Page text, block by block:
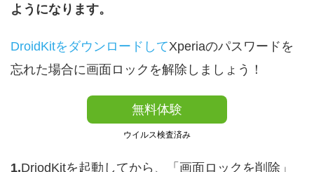
ようになります。
DroidKitをダウンロードしてXperiaのパスワードを
忘れた場合に画面ロックを解除しましょう！
無料体験
ウイルス検査済み
1.DriodKitを起動してから、「画面ロックを削除」